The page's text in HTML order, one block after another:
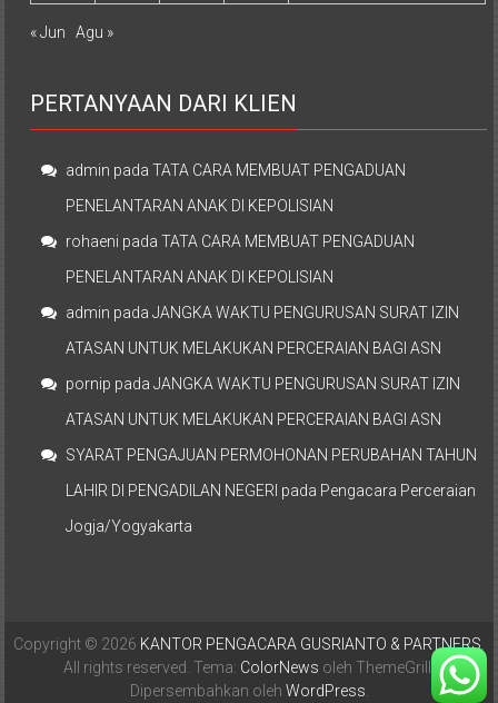
« Jun Agu »
PERTANYAAN DARI KLIEN
admin padaTATA CARA MEMBUAT PENGADUAN
PENELANTARAN ANAK DI KEPOLISIAN
rohaeni padaTATA CARA MEMBUAT PENGADUAN
PENELANTARAN ANAK DI KEPOLISIAN
admin padaJANGKA WAKTU PENGURUSAN SURAT IZIN
ATASAN UNTUK MELAKUKAN PERCERAIAN BAGI ASN
pornip padaJANGKA WAKTU PENGURUSAN SURAT IZIN
ATASAN UNTUK MELAKUKAN PERCERAIAN BAGI ASN
SYARAT PENGAJUAN PERMOHONAN PERUBAHAN TAHUN
LAHIR DI PENGADILAN NEGERI pada Pengacara Perceraian
Jogja/Yogyakarta
Copyright © 2026 KANTOR PENGACARA GUSRIANTO & PARTNERS.
All rights reserved. Tema: ColorNews oleh ThemeGrill.
Dipersembahkan oleh WordPress.